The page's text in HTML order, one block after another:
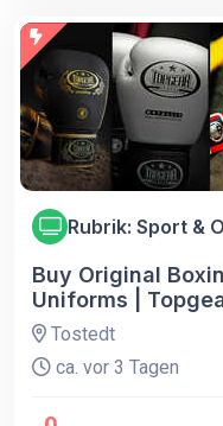
Rubrik: Sport &
Buy Original
Uniforms |
Tostedt
ca. vor 3 Tagen